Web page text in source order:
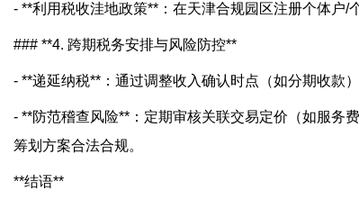
- **利用税收洼地政策**：在天津合规园区注册个体户/
### **4. 跨期税务安排与风险防控**
- **递延纳税**：通过调整收入确认时点（如分期收款
- **防范稽查风险**：定期审核关联交易定价（如服务
筹划方案合法合规。
**结语**